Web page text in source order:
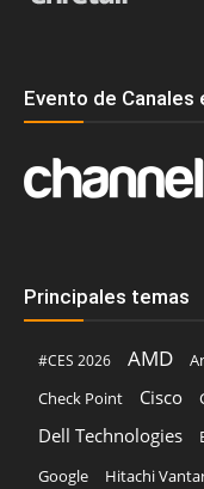
Evento de Canales
Principales temas
#CES 2026 AMD
Check Point
Cisco
Dell Technologies
Google Hitachi